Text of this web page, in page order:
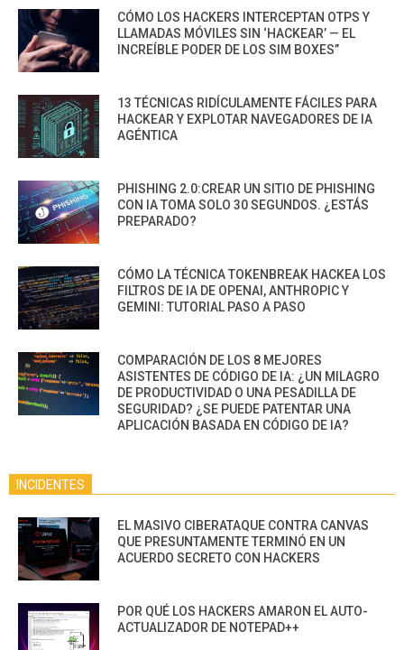
CÓMO LOS HACKERS INTERCEPTAN OTPS Y
LLAMADAS MÓVILES SIN ‘HACKEAR’ — EL
INCREÍBLE PODER DE LOS SIM BOXES”
13 TÉCNICAS RIDÍCULAMENTE FÁCILES PARA
HACKEAR Y EXPLOTAR NAVEGADORES DE IA
AGÉNTICA
PHISHING 2.0:CREAR UN SITIO DE PHISHING
CON IA TOMA SOLO 30 SEGUNDOS. ¿ESTÁS
PREPARADO?
CÓMO LA TÉCNICA TOKENBREAK HACKEA LOS
FILTROS DE IA DE OPENAI, ANTHROPIC Y
GEMINI: TUTORIAL PASO A PASO
COMPARACIÓN DE LOS 8 MEJORES
ASISTENTES DE CÓDIGO DE IA: ¿UN MILAGRO
DE PRODUCTIVIDAD O UNA PESADILLA DE
SEGURIDAD? ¿SE PUEDE PATENTAR UNA
APLICACIÓN BASADA EN CÓDIGO DE IA?
INCIDENTES
EL MASIVO CIBERATAQUE CONTRA CANVAS
QUE PRESUNTAMENTE TERMINÓ EN UN
ACUERDO SECRETO CON HACKERS
POR QUÉ LOS HACKERS AMARON EL AUTO-
ACTUALIZADOR DE NOTEPAD++